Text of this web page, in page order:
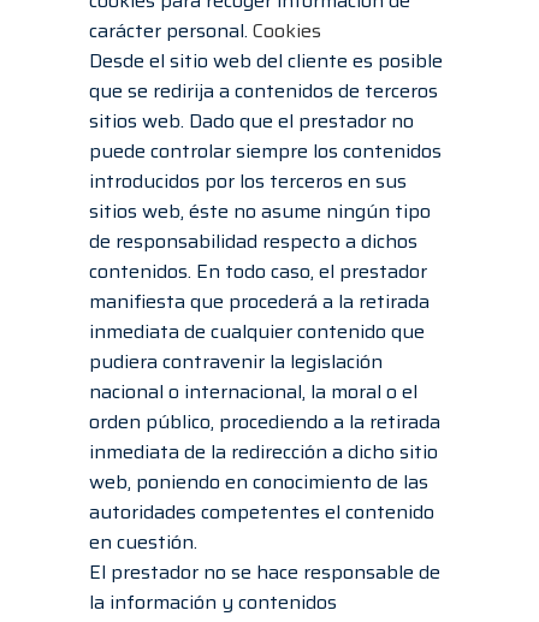
carácter personal. Cookies
Desde el sitio web del cliente es posible
que se redirija a contenidos de terceros
sitios web. Dado que el prestador no
puede controlar siempre los contenidos
introducidos por los terceros en sus
sitios web, éste no asume ningún tipo
de responsabilidad respecto a dichos
contenidos. En todo caso, el prestador
manifiesta que procederá a la retirada
inmediata de cualquier contenido que
pudiera contravenir la legislación
nacional o internacional, la moral o el
orden público, procediendo a la retirada
inmediata de la redirección a dicho sitio
web, poniendo en conocimiento de las
autoridades competentes el contenido
en cuestión.
El prestador no se hace responsable de
la información y contenidos